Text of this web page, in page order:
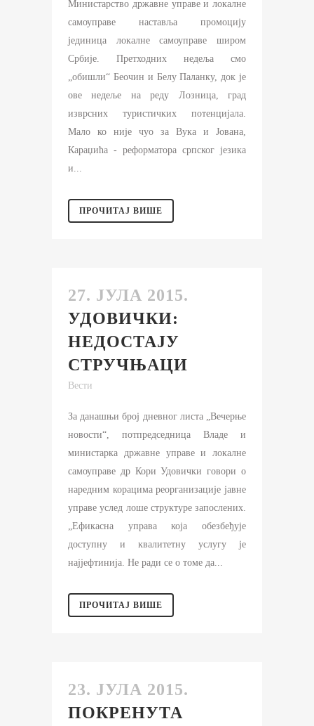
Министарство државне управе и локалне
самоуправе наставља промоцију
јединица локалне самоуправе широм
Србије. Претходних недеља смо
„обишли“ Беочин и Белу Паланку, док је
ове недеље на реду Лозница, град
изврсних туристичких потенцијала.
Мало ко није чуо за Вука и Јована,
Караџића - реформатора српског језика
и...
ПРОЧИТАЈ ВИШЕ
27. ЈУЛА 2015.
УДОВИЧКИ:
НЕДОСТАЈУ
СТРУЧЊАЦИ
Вести
За данашњи број дневног листа „Вечерње
новости“, потпредседница Владе и
министарка државне управе и локалне
самоуправе др Кори Удовички говори о
наредним корацима реорганизације јавне
управе услед лоше структуре запослених.
„Ефикасна управа која обезбеђује
доступну и квалитетну услугу је
најјефтинија. Не ради се о томе да...
ПРОЧИТАЈ ВИШЕ
23. ЈУЛА 2015.
ПОКРЕНУТА